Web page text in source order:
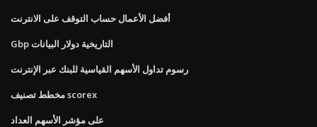
أفضل الأعمال حساب التوقف على الانترنت
Gbp التاريخية دولار البيانات
رسوم تداول الأسهم القياسية للبنك عبر الإنترنت
مخطط تصنيف scorex
على مؤشر الأسهم العداد